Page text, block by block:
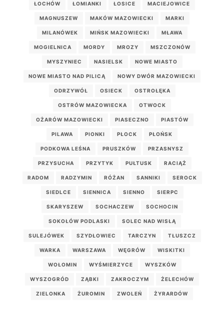
ŁOCHÓW ŁOMIANKI ŁOSICE MACIEJOWICE
MAGNUSZEW MAKÓW MAZOWIECKI MARKI
MILANÓWEK MIŃSK MAZOWIECKI MŁAWA
MOGIELNICA MORDY MROZY MSZCZONÓW
MYSZYNIEC NASIELSK NOWE MIASTO
NOWE MIASTO NAD PILICĄ NOWY DWÓR MAZOWIECKI
ODRZYWÓŁ OSIECK OSTROŁĘKA
OSTRÓW MAZOWIECKA OTWOCK
OŻARÓW MAZOWIECKI PIASECZNO PIASTÓW
PILAWA PIONKI PŁOCK PŁOŃSK
PODKOWA LEŚNA PRUSZKÓW PRZASNYSZ
PRZYSUCHA PRZYTYK PUŁTUSK RACIĄŻ
RADOM RADZYMIN RÓŻAN SANNIKI SEROCK
SIEDLCE SIENNICA SIENNO SIERPC
SKARYSZEW SOCHACZEW SOCHOCIN
SOKOŁÓW PODLASKI SOLEC NAD WISŁĄ
SULEJÓWEK SZYDŁOWIEC TARCZYN TŁUSZCZ
WARKA WARSZAWA WĘGRÓW WISKITKI
WOŁOMIN WYŚMIERZYCE WYSZKÓW
WYSZOGRÓD ZĄBKI ZAKROCZYM ŻELECHÓW
ZIELONKA ŻUROMIN ZWOLEŃ ŻYRARDÓW